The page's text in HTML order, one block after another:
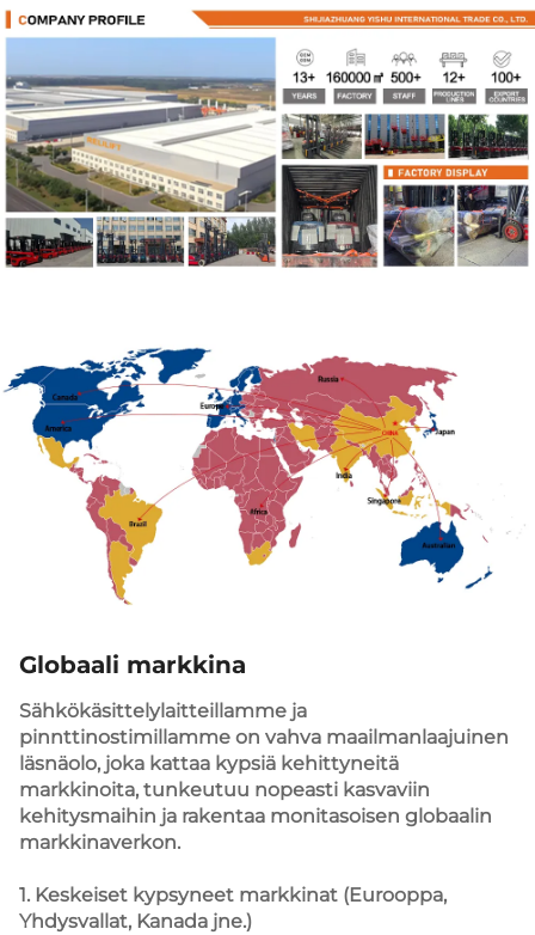
Globaali markkina
Sähkökäsittelylaitteillamme ja
pinnttinostimillamme on vahva maailmanlaajuinen
läsnäolo, joka kattaa kypsiä kehittyneitä
markkinoita, tunkeutuu nopeasti kasvaviin
kehitysmaihin ja rakentaa monitasoisen globaalin
markkinaverkon.
1. Keskeiset kypsyneet markkinat (Eurooppa,
Yhdysvallat, Kanada jne.)